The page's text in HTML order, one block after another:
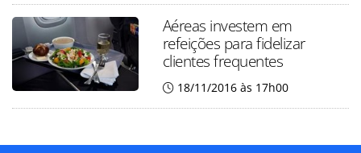
Aéreas investem em
refeições para fidelizar
clientes frequentes
18/11/2016 às 17h00